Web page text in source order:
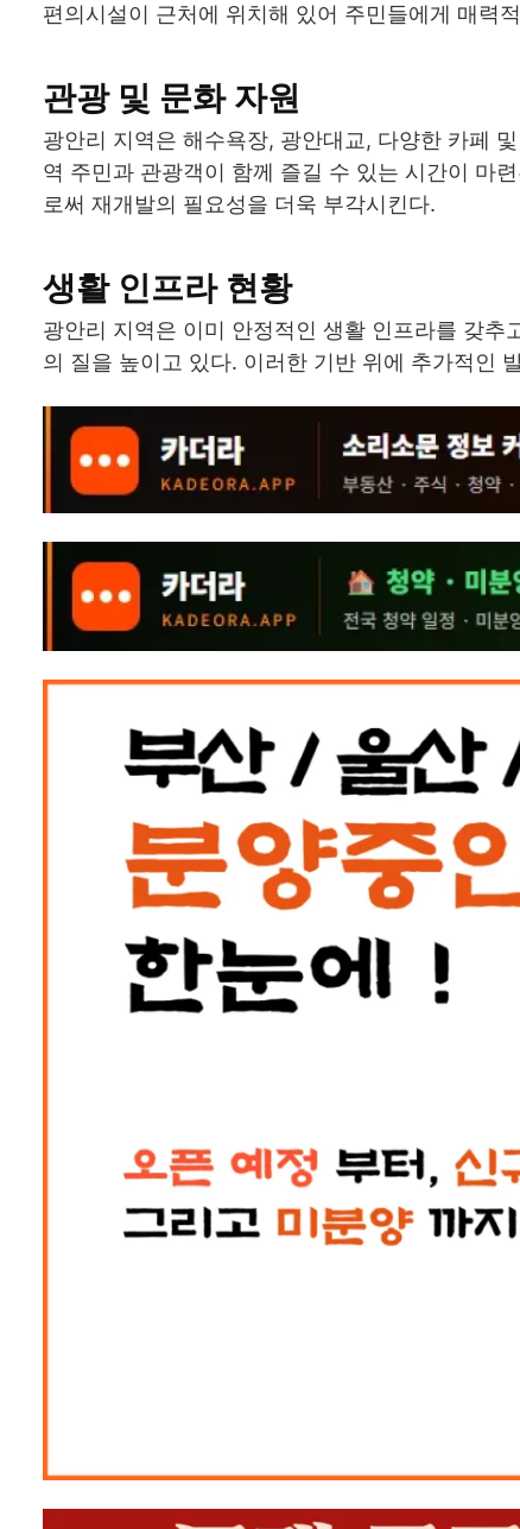
편의시설이 근처에 위치해 있어 주민들에게 매력
관광 및 문화 자원
광안리 지역은 해수욕장, 광안대교, 다양한 카페
역 주민과 관광객이 함께 즐길 수 있는 시간이 마
로써 재개발의 필요성을 더욱 부각시킨다.
생활 인프라 현황
광안리 지역은 이미 안정적인 생활 인프라를 갖
의 질을 높이고 있다. 이러한 기반 위에 추가적인